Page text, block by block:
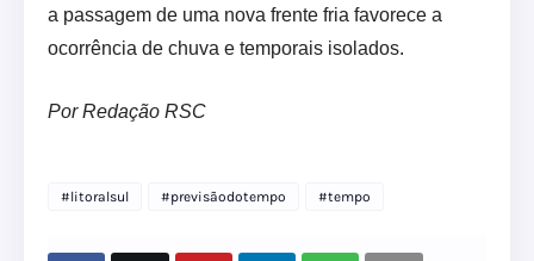
a passagem de uma nova frente fria favorece a
ocorrência de chuva e temporais isolados.
Por Redação RSC
#litoralsul #previsãodotempo #tempo